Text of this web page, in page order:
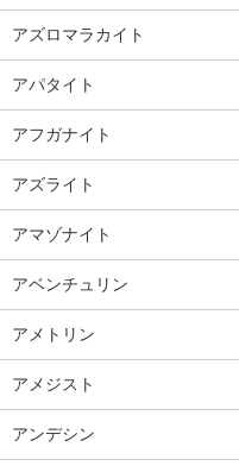
アズロマラカイト
アパタイト
アフガナイト
アズライト
アマゾナイト
アベンチュリン
アメトリン
アメジスト
アンデシン